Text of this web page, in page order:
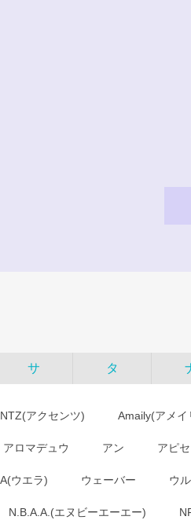
サ タ
アクセンツ) Amaily(アメイ
アロマデュウ アン アピ
ウエラ) ウェーバー ウ
N.B.A.A.(エヌビーエーエー)